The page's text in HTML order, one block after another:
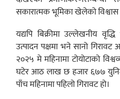
सकारात्मक भूमिका खेलेको
यद्यपि बिक्रीमा उल्लेखनीय
उत्पादन पक्षमा भने सानो
२०२५ मे महिनामा टोयोटाको
घटेर आठ लाख छ हजार ६७७
पाँच महिनामा पहिलो गिरावट हो।